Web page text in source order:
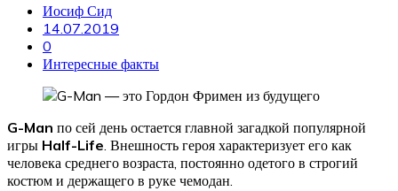
Иосиф Сид
14.07.2019
0
Интересные факты
G-Man по сей день остается главной загадкой популярной
игры Half-Life . Внешность героя характеризует его как
человека среднего возраста, постоянно одетого в строгий
костюм и держащего в руке чемодан.